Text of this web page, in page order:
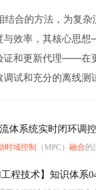
合的方法，为复
与效率，其核心思
证和更新代理——在
试和充分的离线测
体系统实时闭环调
时域控制 （MPC） 融合的
程技术】知识体系